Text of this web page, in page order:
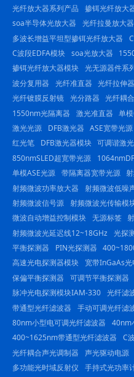
光纤放大器系列产品
掺铒光纤放大
soa半导体光放大器
光纤拉曼放大器
多波长增益平坦型掺铒光纤放大器
C波段EDFA模块 soa光放大器
掺铒光纤放大器模块 光无源器件系
波分复用器
光纤准直器 光纤拉伸器
光纤镀膜反射镜 光分路器 光纤耦
1550nm光隔离器
激光准直器 单
激光光源
DFB激光器 ASE宽带光源
红光笔
DFB激光器模块 可调谐激
850nmSLED超宽带光源
单模ASE光源 带隔离器宽带光源
射频微波功率放大器
射频微波低噪
射频微波信号源 射频微波光传输模
微波自动增益控制模块 无源标签
射频微波光延迟线12~18GHz 光探
平衡探测器
PIN光探测器
高速光电探测器模块
宽带InGaAs光
保偏平衡探测器
可调节平衡探测器
脉冲光电探测模块IAM-330 光纤滤
带通型光纤滤波器
手动可调光纤滤
80nm小型电可调光纤滤波器
40nm
400~1625nm带通型光纤滤波器
C
光纤耦合声光调制器
声光驱动电源
多功能光时域反射仪
手持式光功率